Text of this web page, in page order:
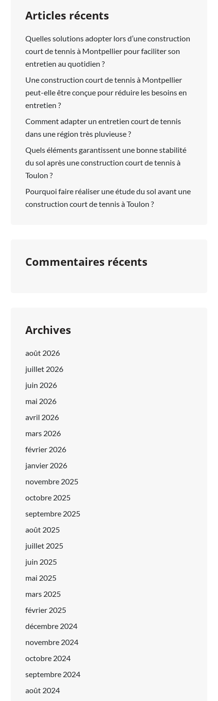
Articles récents
Quelles solutions adopter lors d’une construction
court de tennis à Montpellier pour faciliter son
entretien au quotidien ?
Une construction court de tennis à Montpellier
peut-elle être conçue pour réduire les besoins en
entretien ?
Comment adapter un entretien court de tennis
dans une région très pluvieuse ?
Quels éléments garantissent une bonne stabilité
du sol après une construction court de tennis à
Toulon ?
Pourquoi faire réaliser une étude du sol avant une
construction court de tennis à Toulon ?
Commentaires récents
Archives
août 2026
juillet 2026
juin 2026
mai 2026
avril 2026
mars 2026
février 2026
janvier 2026
novembre 2025
octobre 2025
septembre 2025
août 2025
juillet 2025
juin 2025
mai 2025
mars 2025
février 2025
décembre 2024
novembre 2024
octobre 2024
septembre 2024
août 2024